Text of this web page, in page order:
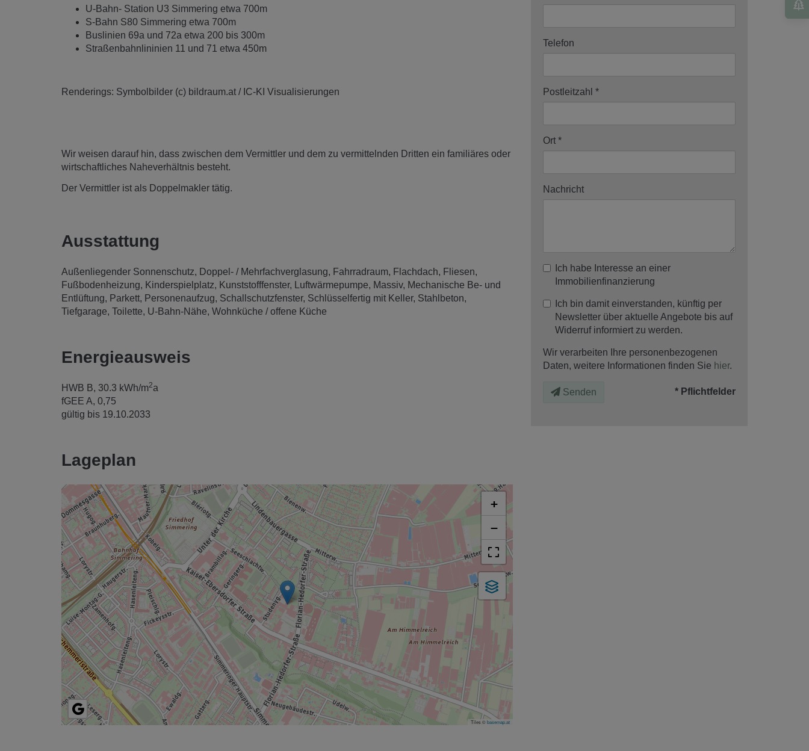
U-Bahn- Station U3 Simmering etwa 700m
S-Bahn S80 Simmering etwa 700m
Buslinien 69a und 72a etwa 200 bis 300m
Straßenbahnlininien 11 und 71 etwa 450m
Renderings: Symbolbilder (c) bildraum.at / IC-KI Visualisierungen
Wir weisen darauf hin, dass zwischen dem Vermittler und dem zu vermittelnden Dritten ein familiäres oder
wirtschaftliches Naheverhältnis besteht.
Der Vermittler ist als Doppelmakler tätig.
Ausstattung
Außenliegender Sonnenschutz Doppel- / Mehrfachverglasung Fahrradraum Flachdach
Fliesen
Fußbodenheizung
Kinderspielplatz Kunststofffenster Luftwärmepumpe Massiv Mechanische Be- und
Entlüftung
Parkett Personenaufzug Schallschutzfenster Schlüsselfertig mit Keller Stahlbeton
Tiefgarage Toilette U-Bahn-Nähe Wohnküche / offene Küche
Energieausweis
HWB B, 30.3 kWh/m2a
fGEE A, 0,75
gültig bis 19.10.2033
Lageplan
+
−
Tiles ©basemap.at
Telefon
Postleitzahl
Ort
Nachricht
Ich habe Interesse an einer
Immobilienfinanzierung
Ich bin damit einverstanden, künftig per
Newsletter über aktuelle Angebote bis auf
Widerruf informiert zu werden.
Wir verarbeiten Ihre personenbezogenen
Daten, weitere Informationen finden Sie hier.
Senden * Pflichtfelder